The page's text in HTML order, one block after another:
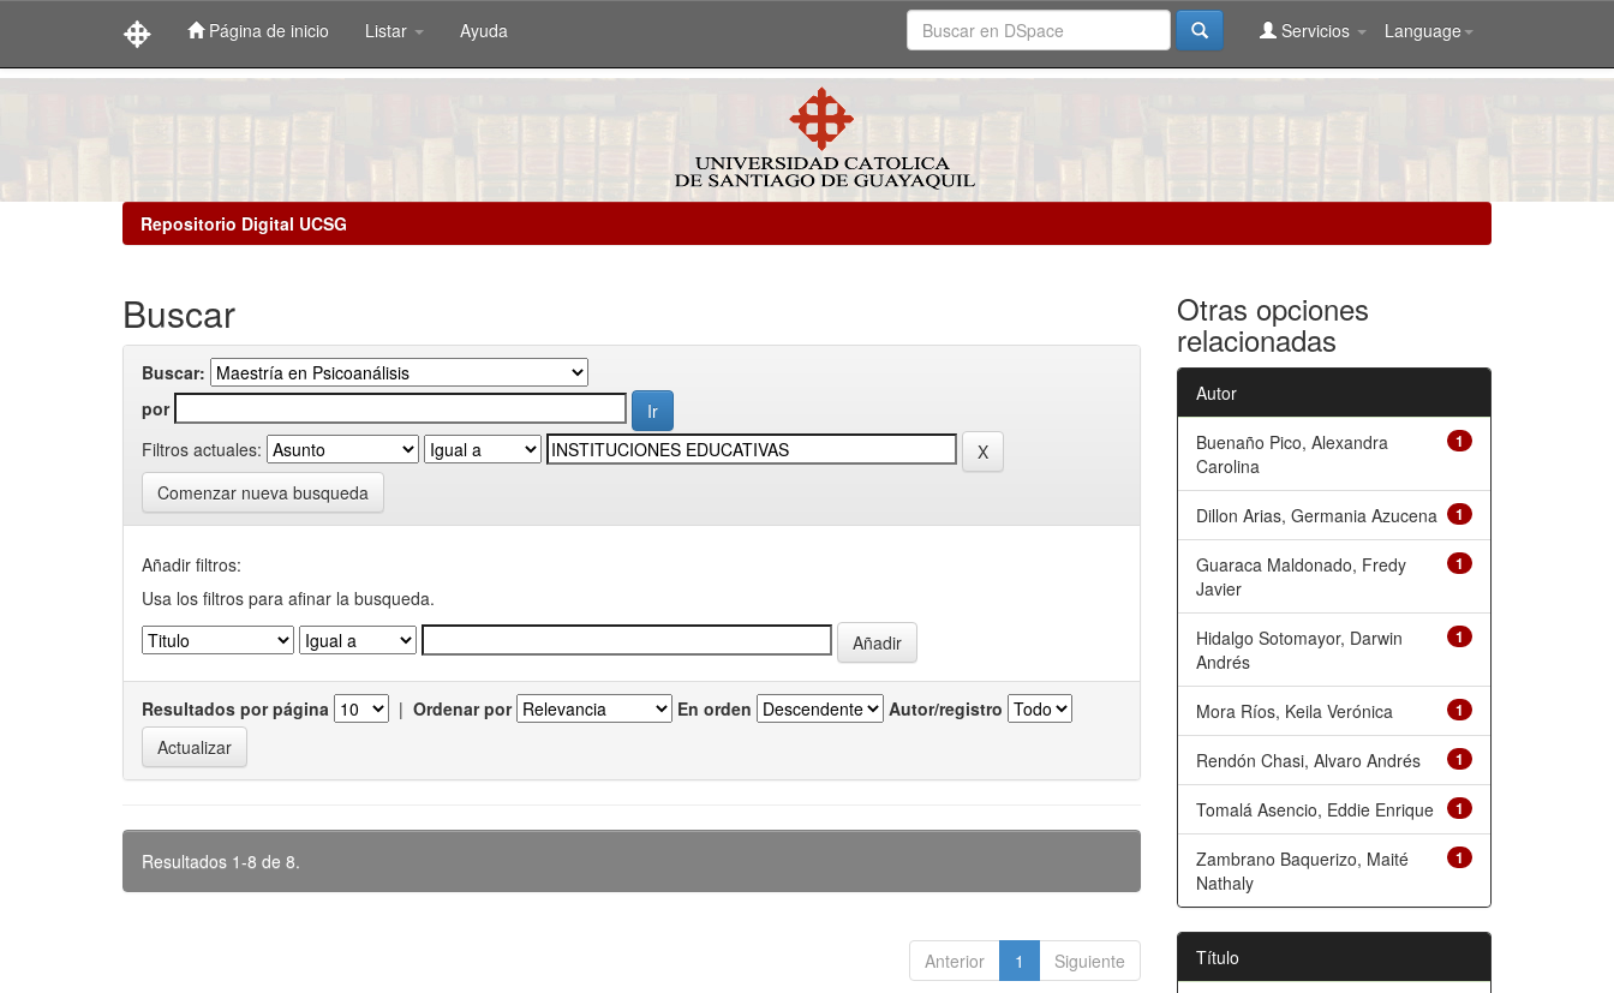
Página de inicio Listar Ayuda Language
Servicios
Repositorio Digital UCSG
Buscar
Buscar:
por
Filtros actuales:
Comenzar nueva busqueda
Añadir filtros:
Usa los filtros para afinar la busqueda.
Resultados por página | Ordenar por En orden Autor/registro
Resultados 1-8 de 8.
Anterior 1 Siguiente
Otras opciones
relacionadas
Autor
1
Buenaño Pico, Alexandra
Carolina
1
Dillon Arias, Germania Azucena
1
Guaraca Maldonado, Fredy
Javier
1
Hidalgo Sotomayor, Darwin
Andrés
1
Mora Ríos, Keila Verónica
1
Rendón Chasi, Alvaro Andrés
1
Tomalá Asencio, Eddie Enrique
1
Zambrano Baquerizo, Maité
Nathaly
Título